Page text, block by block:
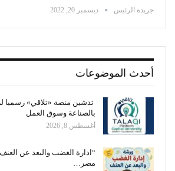
جريدة الرئيس ديسمبر 20, 2022
أحدث الموضوعات
تدشين منصة «تلاقي» رسميا
بالصناعة وسوق العمل
أغسطس 8, 2026
“ادارة الغضب والبعد عن
مصر…